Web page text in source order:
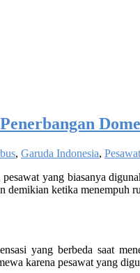
, Garuda Indonesia, Pesawat
yang biasanya
ketika menempuh
yang berbeda saat
karena pesawat yang